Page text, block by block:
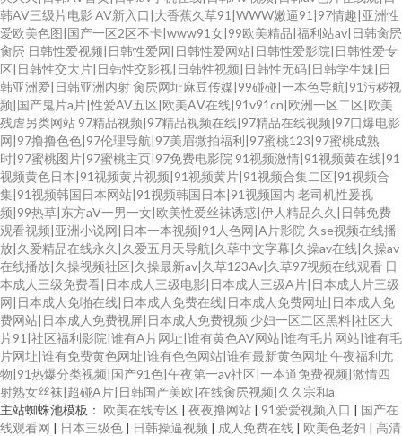
韩AV三级片电影 AV新入口|大香蕉久草91|WWW嫩逼91|97情趣|亚洲性
爱欧美色图|国产一区2区不卡|www91女|99欧美精品|福利站av|日韩肏屄
肏屄 日韩性爱视频|日韩性爱网|日韩性爱网站|日韩性爱影院|日韩性爱专
区|日韩性交大片|日韩性交影视|日韩性视频|日韩性无码|日韩学生妹|日
韩亚洲爱|日韩亚洲内射肏屄网址麻豆传媒|99碰碰|一本色导航|91污秽视
频|国产鬼片a片|性爱AV五区|欧美AⅤ在线|91v91cn|欧洲一区二区|欧美
残虐另类网站 97精品视频|97精品视频在线|97精品在线视频|97口爆电影
网|97撸撸色色|97伦理导航|97美眉微拍福利|97蜜桃123|97蜜桃成熟
时|97蜜桃图片|97蜜桃主页|97免费电影院 91视频激情|91视频黄在线|91
视频黄色日本|91视频黄片视频|91视频黄片|91视频合集二区|91视频合
集|91视频韩国日本网站|91视频韩国日本|91视频国内 老司机性爰视
频|99热草|东方aV一男一女|欧美性爱丝袜诱惑|伊人精品久久|日韩免费
观看视频|亚洲小说网|日本一本视频|91人色网|A片影院 久se视频在线播
放|久爱精品在线永久|久爱五月天导航|久荜中文字幕|久操av在线|久操av
在线播放|久操视频社区|久操最新av|久草123Av|久草97视频在线观看 日
本成人三级免费看|日本成人三级电影|日本成人三级A片|日本成人片三级
网|日本成人免啪在线|日本成人免费在线|日本成人免费网址|日本成人免
费网站|日本成人免费视屏|日本成人免费视频 少妇一区二区黑料|社区大
片91|社区福利影院|谁有A片网址|谁有黄色AV网站|谁有毛片网站|谁有毛
片网址|谁有免费黄色网址|谁有色色网站|谁有最新黄色网址 午夜福利尤
物|91热爆分类视频|国产91色|午夜第一av社区|一本道免费视频|激情四
射熟女丝袜|超碰A片|日韩国产美欧|在线肏屄视频|久久宗和a
主站蜘蛛池模板： 欧美在线专区 | 夜夜撸网站 | 91爱爱视频入口 | 国产在
线观看网 | 日本三级色 | 日韩操逼视频 | 成人免费在线 | 欧美色老妇 | 高清